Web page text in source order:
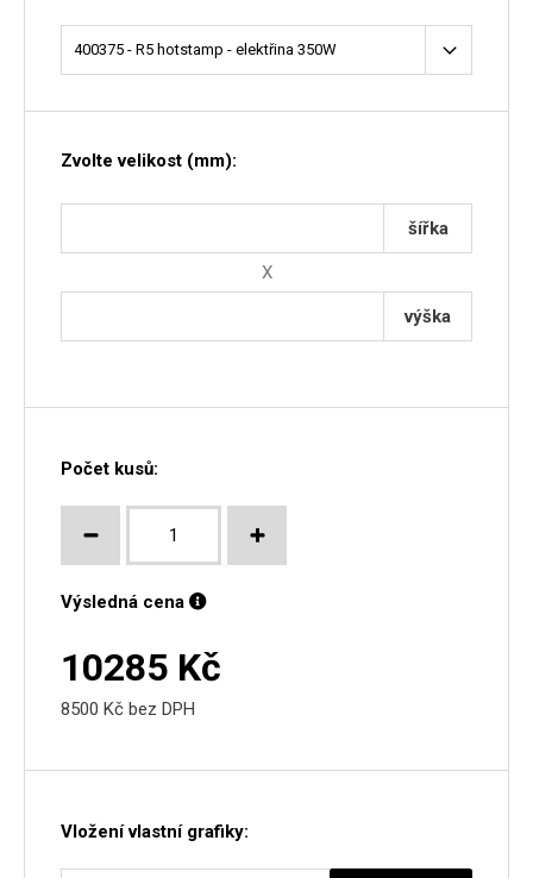
Zvolte velikost (mm):
šířka
X
výška
Počet kusů:
Výsledná cena
10285 Kč
8500 Kč bez DPH
Vložení vlastní grafiky: